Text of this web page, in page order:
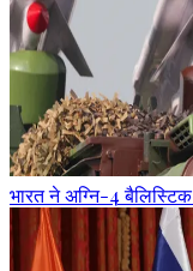
भारत ने अग्नि-4